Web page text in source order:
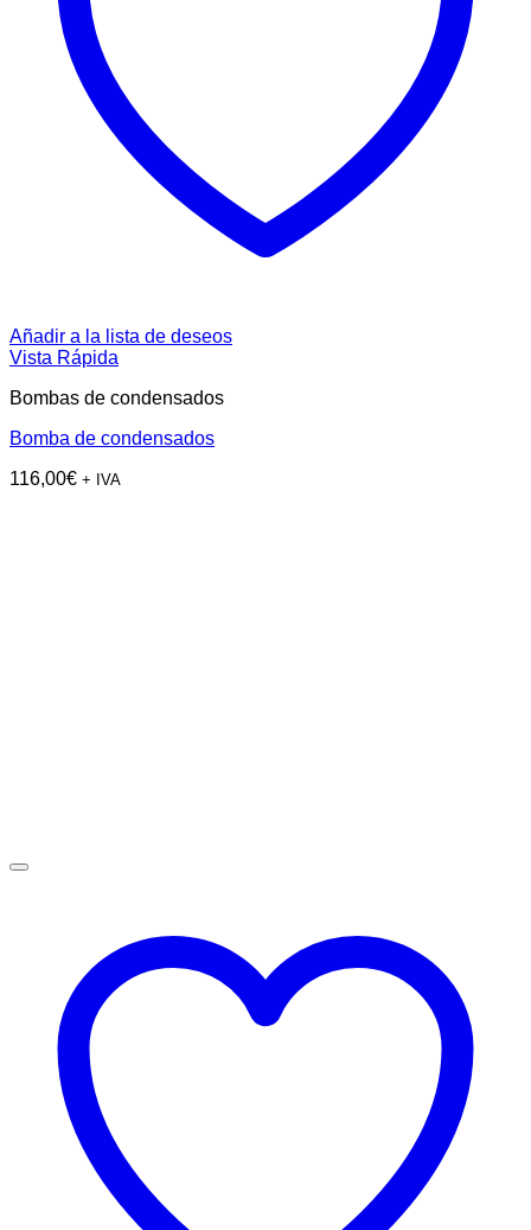
Añadir a la lista de deseos
Vista Rápida
Bombas de condensados
Bomba de condensados
116,00€ + IVA